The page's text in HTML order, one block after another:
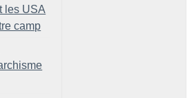
les USA
camp